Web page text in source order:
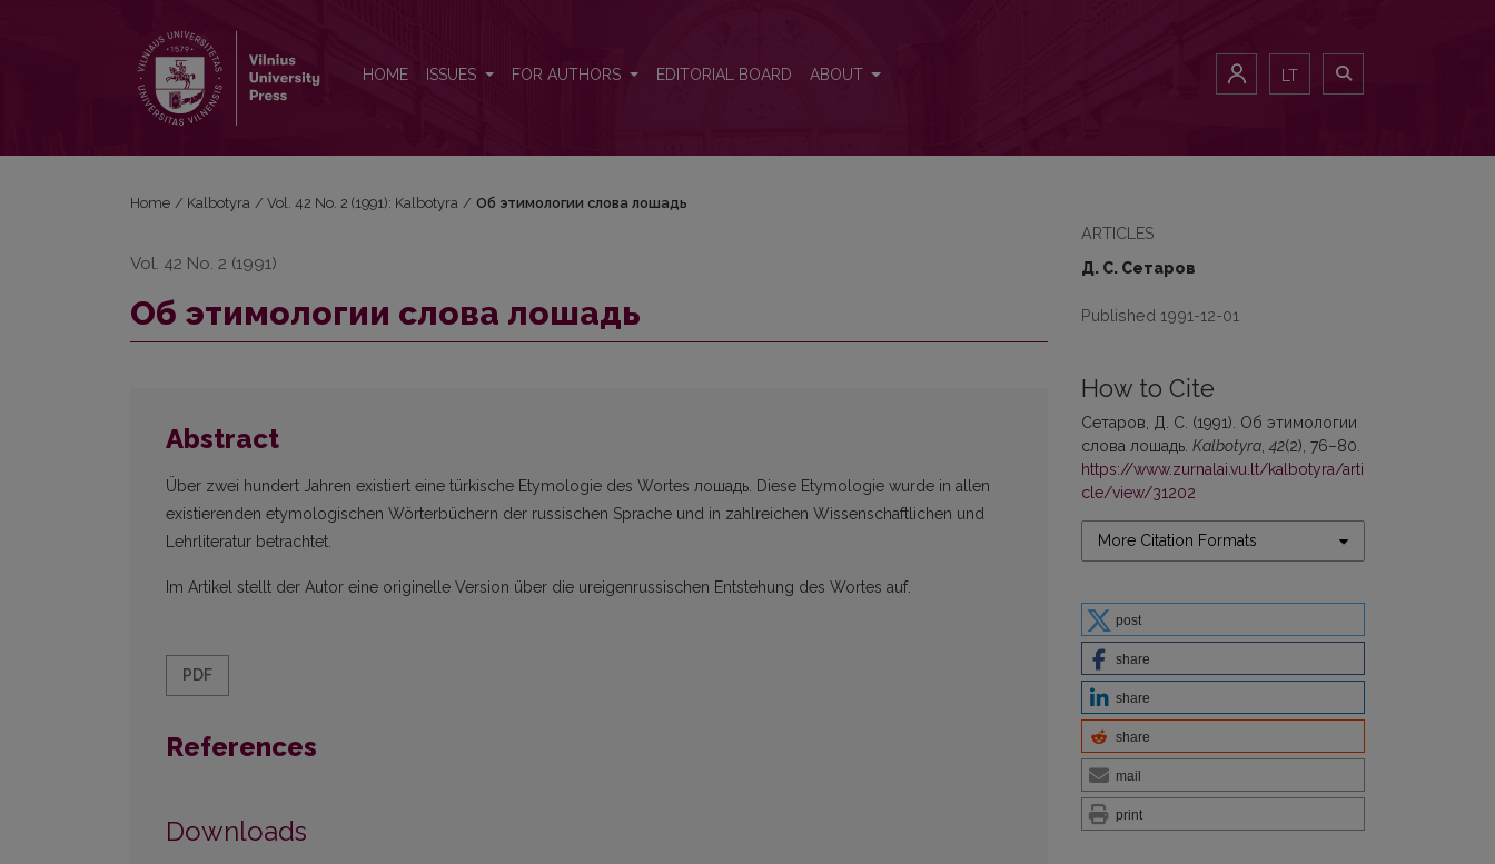
HOME ISSUES FOR AUTHORS EDITORIAL BOARD ABOUT LT
ARTICLES
Д. С. Сетаров
Published 1991-12-01
How to Cite
Сетаров, Д. С. (1991). Oб этимологии
слова лошадь. Kalbotyra ,42(2), 76–80.
https://www.zurnalai.vu.lt/kalbotyra/arti
cle/view/31202
More Citation Formats
post
share
share
share
mail
print
Home / Kalbotyra / Vol. 42 No. 2 (1991): Kalbotyra / Oб этимологии слова лошадь
Vol. 42 No. 2 (1991)
Oб этимологии слова лошадь
Abstract
Über zwei hundert Jahren existiert eine türkische Etymologie des Wortes лошадь. Diese Etymologie wurde in allen
existierenden etymologischen Wörterbüchern der russischen Sprache und in zahlreichen Wissenschaftlichen und
Lehrliteratur betrachtet.
Im Artikel stellt der Autor eine originelle Version über die ureigenrussischen Entstehung des Wortes auf.
PDF
References
Downloads